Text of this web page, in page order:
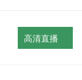
高清直播